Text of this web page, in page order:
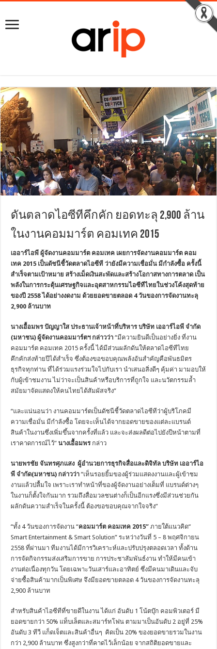
ดันตลาดไอซีทีคึกคัก ยอดทะลุ 2,900 ล้าน
ในงานคอมมาร์ต คอมเทค 2015
เออาร์ไอพี ผู้จัดงานคอมมาร์ต คอมเทค เผยการจัดงานคอมมาร์ต คอม
เทค 2015 เป็นดัชนีชี้วัดตลาดไอซีที ว่ายังมีความเชื่อมั่น มีกำลังซื้อ ครั้งนี้
สำเร็จตามเป้าหมาย สร้างเม็ดเงินสะพัดและสร้างโอกาสทางการตลาด เป็น
พลังในการกระตุ้นเศรษฐกิจและอุตสาหกรรมไอซีทีไทยในช่วงโค้งสุดท้าย
ของปี 2558 ได้อย่างงดงาม ด้วยยอดขายตลอด 4 วันของการจัดงานทะลุ
2,900 ล้านบาท
นางเอื้อมพร ปัญญาใส ประธานเจ้าหน้าที่บริหาร บริษัท เออาร์ไอพี จำกัด
(มหาชน) ผู้จัดงานคอมมาร์ตฯ กล่าวว่า“มีความยินดีเป็นอย่างยิ่ง ที่งาน
คอมมาร์ต คอมเทค 2015 ครั้งนี้ ได้มีส่วนผลักดันให้ตลาดไอซีทีไทย
คึกคักส่งท้ายปีได้สำเร็จ ซึ่งต้องขอขอบคุณพลังอันสำคัญคือพันธมิตร
ธุรกิจทุกท่าน ที่ได้ร่วมแรงร่วมใจไปกับเรา นำเสนอสิ่งดีๆ คุ้มค่า มามอบให้
กับผู้เข้าชมงาน ไม่ว่าจะเป็นสินค้าหรือบริการที่ถูกใจ และนวัตกรรมล้ำ
สมัยมาจัดแสดงให้คนไทยได้สัมผัสจริง”
“และแน่นอนว่า งานคอมมาร์ตเป็นดัชนีชี้วัดตลาดไอซีทีว่าผู้บริโภคมี
ความเชื่อมั่น มีกำลังซื้อ โดยจะเห็นได้จากยอดขายของแต่ละแบรนด์
สินค้าในงานซึ่งเพิ่มขึ้นจากครั้งที่แล้ว และจะส่งผลดีต่อไปยังปีหน้าตามที่
เราคาดการณ์ไว้”นางเอื้อมพร กล่าว
นายพรชัย จันทรศุภแสง ผู้อำนวยการธุรกิจสื่อและดิจิทัล บริษัท เออาร์ไอ
พี จำกัด(มหาชน) กล่าวว่า “เห็นรอยยิ้มของผู้ร่วมแสดงงานและผู้เข้าชม
งานแล้วปลื้มใจ เพราะเราทำหน้าที่ของผู้จัดงานอย่างเต็มที่ แบรนด์ต่างๆ
ในงานก็ตั้งใจกันมาก รวมถึงสื่อมวลชนต่างก็เป็นอีกแรงซึ่งมีส่วนช่วยกัน
ผลักดันความสำเร็จในครั้งนี้ ต้องขอขอบคุณจากใจจริง”
“ทั้ง 4 วันของการจัดงาน “คอมมาร์ต คอมเทค 2015”ภายใต้แนวคิด“
Smart Entertainment & Smart Solution” ระหว่างวันที่ 5 – 8 พฤศจิกายน
2558 ที่ผ่านมา ทีมงานได้มีการวิเคราะห์และปรับปรุงตลอดเวลา ทั้งด้าน
การจัดกิจกรรมส่งเสริมการขาย การประชาสัมพันธ์งาน ทำให้มีคนเข้า
งานต่อเนื่องทุกวัน โดยเฉพาะวันเสาร์และอาทิตย์ ซึ่งมีคนมาเดินและจับ
จ่ายซื้อสินค้ามากเป็นพิเศษ จึงมียอดขายตลอด 4 วันของการจัดงานทะลุ
2,900 ล้านบาท
สำหรับสินค้าไอซีทีที่ขายดีในงาน ได้แก่ อันดับ 1 โน้ตบุ๊ก คอมพิวเตอร์ มี
ยอดขายกว่า 50% แท็บเล็ตและสมาร์ทโฟน ตามมาเป็นอันดับ 2 อยู่ที่ 25%
อันดับ 3 ทีวี แก็ดเจ็ตและสินค้าอื่นๆ คิดเป็น 20% ของยอดขายรวมในงาน
กว่า 2,900 ล้านบาท ซึ่งสูงกว่าที่คาดไว้เล็กน้อย จากสถิติยอดขายและ